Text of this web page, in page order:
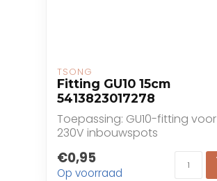
TSONG
Fitting GU10 15cm
5413823017278
Toepassing: GU10-fitting voor
230V inbouwspots
€0,95
Op voorraad